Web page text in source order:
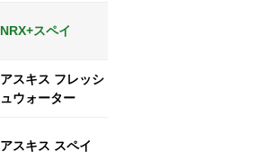
NRX+スペイ
アスキス フレッシ
ュウォーター
アスキス スペイ